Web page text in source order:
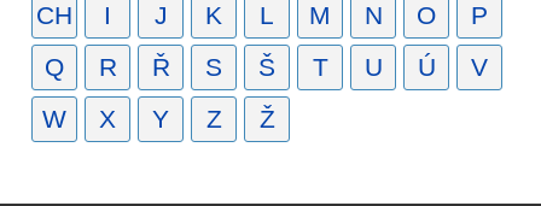
CH
I J K L M N O
P
Q
R Ř S Š T U Ú
V
W
X Y Z Ž